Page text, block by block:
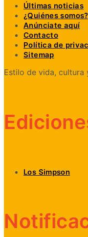
Últimas noticias
¿Quiénes somos?
Anúnciate aquí
Contacto
Política de
Sitemap
Estilo de vida, cultura
Los Simpson